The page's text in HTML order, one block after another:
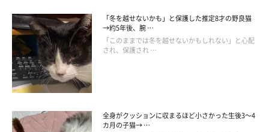
《写真下から》先住猫・つきみちゃん（取材時3才）、モフくん。家での生
活や、先住猫たちともすっかり打ち解けたころだったそう。
@nekoneko_ninjin
飼い主さんの家には、2匹の先住猫が暮らしています。モフくん
のひととおりの検査とワクチン接種を終えてから先住猫たちと対
面させてみると、微笑ましい光景が見られたといいます。
「冬を越せないかも」と保護した推定8才の野良猫
→約5年後、腕 …
「このままでは冬を越せないかもしれない」と心配
され、保護され …
全身がクッションに収まるほど小さかった生後3～4
カ月の子猫→ …